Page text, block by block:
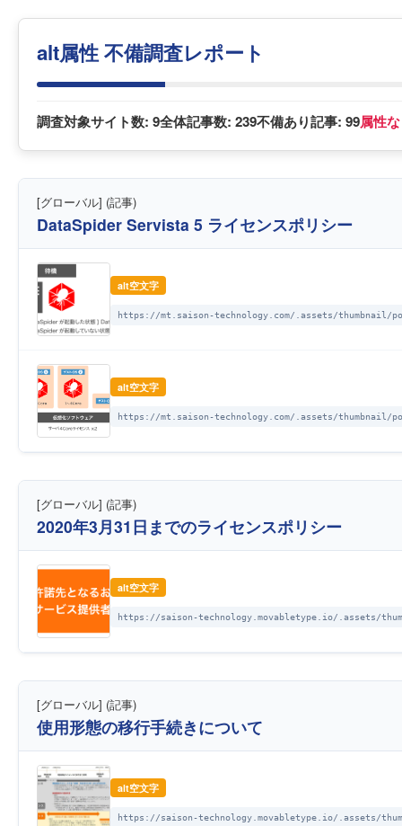
alt属性 不備調査レポート
調査対象サイト数: 9全体記事数: 239不備あり記事: 99属性
[グローバル] (記事)
DataSpider Servista 5 ライセンスポリシー
alt空文字
https://mt.saison-technology.com/.assets/thumbnail/
alt空文字
https://mt.saison-technology.com/.assets/thumbnail/
[グローバル] (記事)
2020年3月31日までのライセンスポリシー
alt空文字
https://saison-technology.movabletype.io/.assets/
[グローバル] (記事)
使用形態の移行手続きについて
alt空文字
https://saison-technology.movabletype.io/.assets/